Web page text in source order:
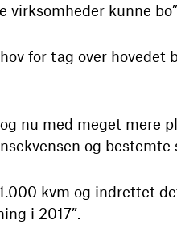
virksomheder kunne
for tag over
nu med meget mere
og
kvm og indrettet
i 2017”.